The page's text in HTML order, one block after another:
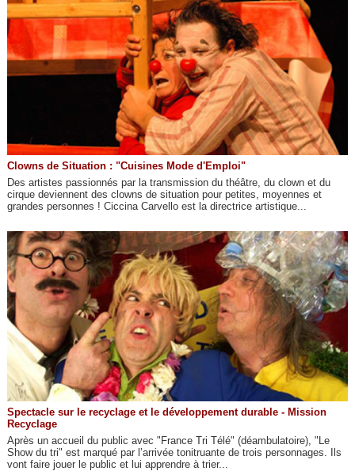
Clowns de Situation : "Cuisines Mode d'Emploi"
Des artistes passionnés par la transmission du théâtre, du clown et du
cirque deviennent des clowns de situation pour petites, moyennes et
grandes personnes ! Ciccina Carvello est la directrice artistique...
Spectacle sur le recyclage et le développement durable - Mission
Recyclage
Après un accueil du public avec "France Tri Télé" (déambulatoire), "Le
Show du tri" est marqué par l’arrivée tonitruante de trois personnages. Ils
vont faire jouer le public et lui apprendre à trier...